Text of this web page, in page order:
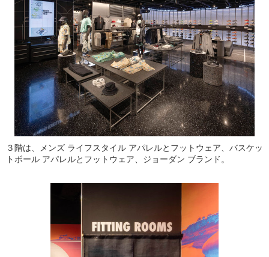
３階は、メンズ ライフスタイル アパレルとフットウェア、バスケッ
トボール アパレルとフットウェア、ジョーダン ブランド。